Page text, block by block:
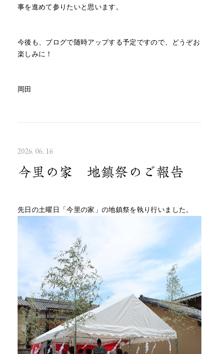
事を進めて参りたいと思います。
今後も、ブログで随時アップする予定ですので、どうぞお
楽しみに！
岡田
2026. 06. 16
今里の家 地鎮祭のご報告
先日の土曜日「今里の家」の地鎮祭を執り行いました。